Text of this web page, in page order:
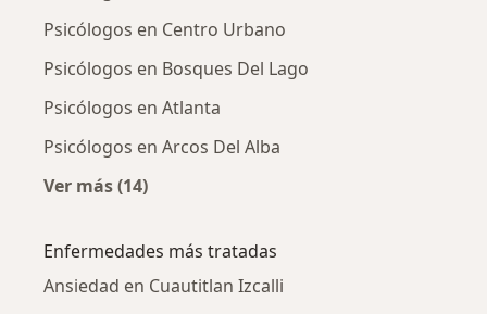
Psicólogos en Centro Urbano
Psicólogos en Bosques Del Lago
Psicólogos en Atlanta
Psicólogos en Arcos Del Alba
Ver más (14)
Enfermedades más tratadas
Ansiedad en Cuautitlan Izcalli